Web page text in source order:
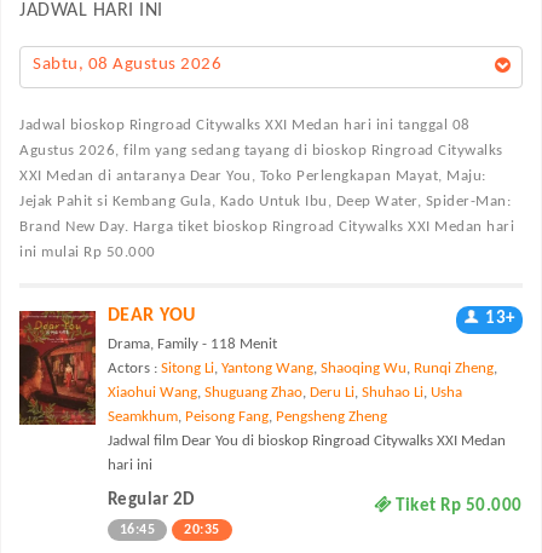
JADWAL HARI INI
Sabtu, 08 Agustus 2026
Jadwal bioskop Ringroad Citywalks XXI Medan hari ini tanggal 08
Agustus 2026, film yang sedang tayang di bioskop Ringroad Citywalks
XXI Medan di antaranya Dear You, Toko Perlengkapan Mayat, Maju:
Jejak Pahit si Kembang Gula, Kado Untuk Ibu, Deep Water, Spider-Man:
Brand New Day. Harga tiket bioskop Ringroad Citywalks XXI Medan hari
ini mulai Rp 50.000
DEAR YOU 13+
Drama, Family - 118 Menit
Actors : Sitong Li, Yantong Wang, Shaoqing Wu, Runqi Zheng,
Xiaohui Wang, Shuguang Zhao, Deru Li, Shuhao Li, Usha
Seamkhum, Peisong Fang, Pengsheng Zheng
Jadwal film Dear You di bioskop Ringroad Citywalks XXI Medan
hari ini
Regular 2D Tiket Rp 50.000
16:45 20:35